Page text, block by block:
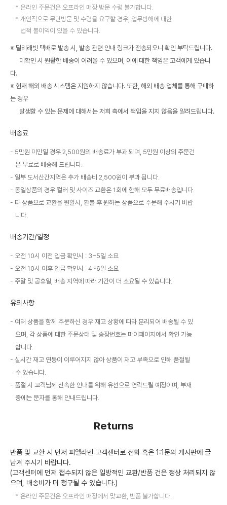
온라인 주문건은 오프라인 매장 방문 수령 불가합니다.
개인적으로 무단방문 및 수령을 요구할 경우, 업무방해에 대한
법적 불이익이 있을 수 있습니다.
※ 딜리래빗 택배로 발송 시, 발송 관련 안내 링크가 전송되오니 확인 부탁드립니다.
미확인 시 원활한 배송이 어려울 수 있으며, 이에 대한 책임은 고객에게 있습니
다.
※ 현재 해외 배송 시스템은 지원하지 않습니다. 또한, 해외 배송 업체를 통해 구매하
는 경우
발생할 수 있는 문제에 대해서는 저희 측에서 책임을 지지 않음을 알려드립니다.
배송료
5만원 미만일 경우 2,500원의 배송료가 부과 되며, 5만원 이상의 주문건
은 무료로 배송해 드립니다.
일부 도서산간지역은 추가 배송비 2,500원이 부과 됩니다.
동일상품의 경우 컬러 및 사이즈 교환은 1회에 한해 모두 무료배송입니다.
타 상품으로 교환을 원할시, 환불 후 원하는 상품으로 주문해 주시기 바랍
니다.
배송기간/일정
오전 10시 이전 입금 확인시 : 3~5일 소요
오전 10시 이후 입금 확인시 : 4~6일 소요
주말 및 공휴일, 배송 지역에 따라 기간이 더 소요될 수 있습니다.
유의사항
여러 상품을 함께 주문하신 경우 재고 상황에 따라 분리되어 배송될 수 있
으며, 각 상품에 대한 주문상태 및 송장번호는 마이페이지에서 확인 가능
합니다.
실시간 재고 연동이 이루어지지 않아 상품이 재고 부족으로 인해 품절될
수 있습니다.
품절 시 고객님께 신속한 안내를 위해 유선으로 연락드릴 예정이며, 부재
중에는 문자를 통해 안내드립니다.
Returns
반품 및 교환 시 먼저 피엘라벤 고객센터로 전화 혹은 1:1문의 게시판에 글
남겨 주시기 바랍니다.
(고객센터에 먼저 접수되지 않은 일방적인 교환/반품 건은 정상 처리되지 않
으며, 배송비가 더 청구될 수 있습니다.)
온라인 주문건은 오프라인 매장에서 맞교환, 반품 불가합니다.